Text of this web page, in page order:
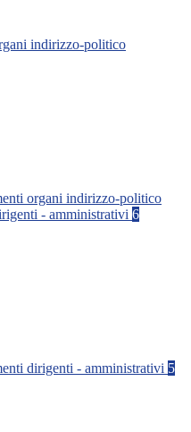
indirizzo-politico
organi indirizzo-politico
- amministrativi 6
dirigenti - amministrativi 5